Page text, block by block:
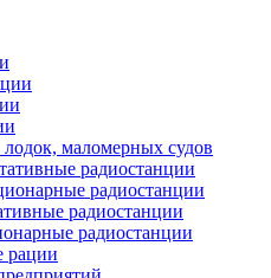
лодок, маломерных судов
радиостанции
радиостанции
радиостанции
радиостанции
рации